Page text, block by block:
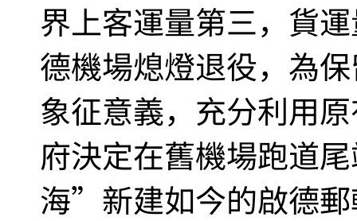
界上客運量第三，貨
德機場熄燈退役，為
象征意義，充分利用
府決定在舊機場跑道
海”新建如今的啟德